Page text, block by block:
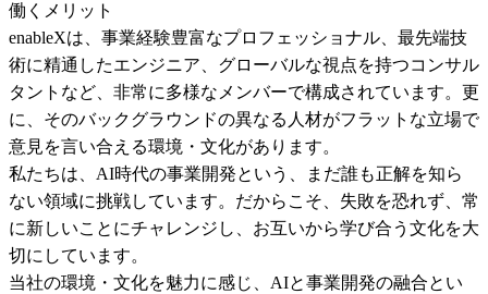
働くメリット
enableXは、事業経験豊富なプロフェッショナル、最先端技
術に精通したエンジニア、グローバルな視点を持つコンサル
タントなど、非常に多様なメンバーで構成されています。更
に、そのバックグラウンドの異なる人材がフラットな立場で
意見を言い合える環境・文化があります。
私たちは、AI時代の事業開発という、まだ誰も正解を知ら
ない領域に挑戦しています。だからこそ、失敗を恐れず、常
に新しいことにチャレンジし、お互いから学び合う文化を大
切にしています。
当社の環境・文化を魅力に感じ、AIと事業開発の融合とい